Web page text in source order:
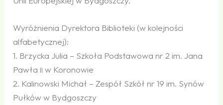
Wyróżnienia Dyrektora Biblioteki (w kolejności
alfabetycznej):
1. Brzycka Julia – Szkoła Podstawowa nr 2 im. Jana
Pawła II w Koronowie
2. Kalinowski Michał – Zespół Szkół nr 19 im. Synów
Pułków w Bydgoszczy